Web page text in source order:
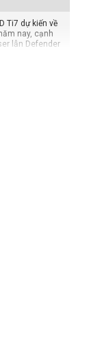
Ti7 dự kiến về
nay, cạnh
lẫn Defender